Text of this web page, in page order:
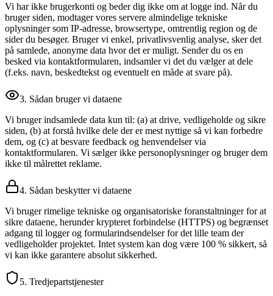
Vi har ikke brugerkonti og beder dig ikke om at logge ind. Når du
bruger siden, modtager vores servere almindelige tekniske
oplysninger som IP-adresse, browsertype, omtrentlig region og de
sider du besøger. Bruger vi enkel, privatlivsvenlig analyse, sker det
på samlede, anonyme data hvor det er muligt. Sender du os en
besked via kontaktformularen, indsamler vi det du vælger at dele
(f.eks. navn, beskedtekst og eventuelt en måde at svare på).
3. Sådan bruger vi dataene
Vi bruger indsamlede data kun til: (a) at drive, vedligeholde og sikre
siden, (b) at forstå hvilke dele der er mest nyttige så vi kan forbedre
dem, og (c) at besvare feedback og henvendelser via
kontaktformularen. Vi sælger ikke personoplysninger og bruger dem
ikke til målrettet reklame.
4. Sådan beskytter vi dataene
Vi bruger rimelige tekniske og organisatoriske foranstaltninger for at
sikre dataene, herunder krypteret forbindelse (HTTPS) og begrænset
adgang til logger og formularindsendelser for det lille team der
vedligeholder projektet. Intet system kan dog være 100 % sikkert, så
vi kan ikke garantere absolut sikkerhed.
5. Tredjepartstjenester